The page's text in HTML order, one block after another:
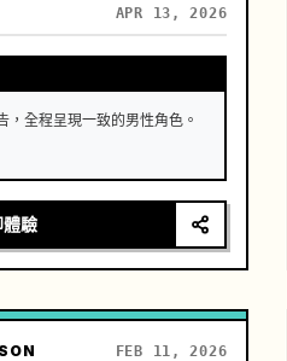
APR 13, 2026
，全程呈現一致的男性角色。
體驗
FEB 11, 2026